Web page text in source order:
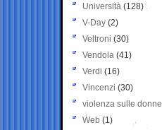
Università (128)
V-Day (2)
Veltroni (30)
Vendola (41)
Verdi (16)
Vincenzi (30)
violenza sulle donne
Web (1)